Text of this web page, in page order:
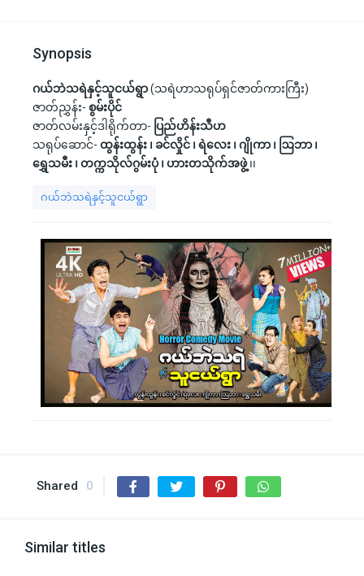
Synopsis
ဂယ်ဘဲသရဲနှင့်သူငယ်ရွာ(သရဲဟာသရုပ်ရှင်ဇာတ်ကားကြီး)
ဇာတ်ညွှန်း- စွမ်းပိုင်
ဇာတ်လမ်းနှင့်ဒါရိုက်တာ- ပြည်ဟိန်းသီဟ
သရုပ်ဆောင်- ထွန်းထွန်း ၊ ခင်လှိုင် ၊ ရဲလေး ၊ ဂျိုကာ ၊ ဩဘာ ၊
ရွှေသမီး ၊ တက္ကသိုလ်ဂွမ်းပုံ ၊ ဟားတသိုက်အဖွဲ့၊၊
ဂယ်ဘဲသရဲနှင့်သူငယ်ရွာ
Shared 0
Similar titles